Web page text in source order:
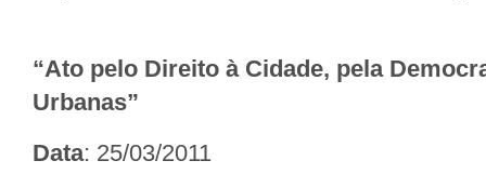
“Ato pelo Direito à Cidade, pela
Urbanas”
Data: 25/03/2011